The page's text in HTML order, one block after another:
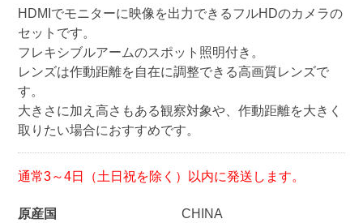
HDMIでモニターに映像を出力できるフルHDのカメラの
セットです。
フレキシブルアームのスポット照明付き。
レンズは作動距離を自在に調整できる高画質レンズで
す。
大きさに加え高さもある観察対象や、作動距離を大きく
取りたい場合におすすめです。
通常3～4日（土日祝を除く）以内に発送します。
原産国 CHINA